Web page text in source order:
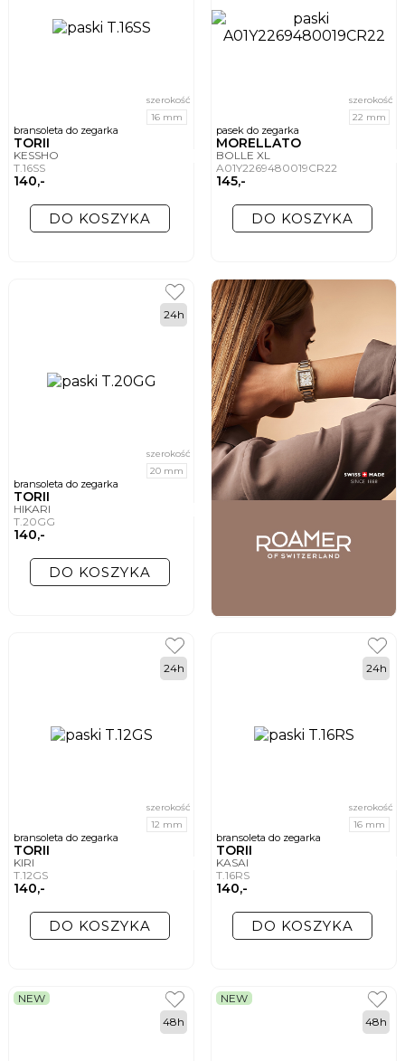
bransoleta do zegarka
TORII
KESSHO
T.16SS
140,-
szerokość
16 mm
DO KOSZYKA
pasek do zegarka
MORELLATO
BOLLE XL
A01Y2269480019CR22
145,-
szerokość
22 mm
DO KOSZYKA
bransoleta do zegarka
TORII
HIKARI
T.20GG
140,-
szerokość
20 mm
24h
DO KOSZYKA
bransoleta do zegarka
TORII
KIRI
T.12GS
140,-
szerokość
12 mm
24h
DO KOSZYKA
bransoleta do zegarka
TORII
KASAI
T.16RS
140,-
szerokość
16 mm
24h
DO KOSZYKA
NEW
48h
NEW
48h